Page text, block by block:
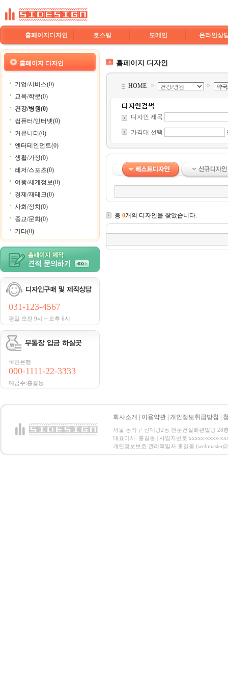
홈페이지디자인 호스팅 도메인 온라인상
홈페이지 디자인
기업/서비스(0)
교육/학문(0)
건강/병원(0)
컴퓨터/인터넷(0)
커뮤니티(0)
엔터테인먼트(0)
생활/가정(0)
레저/스포츠(0)
여행/세계정보(0)
경제/재테크(0)
사회/정치(0)
종교/문화(0)
기타(0)
031-123-4567
평일 오전 9시 ~ 오후 6시
국민은행
000-1111-22-3333
예금주:홍길동
홈페이지 디자인
HOME > >
디자인 제목
가격대 선택
총 0개의 디자인을 찾았습니다.
회사소개 이용약관 개인정보취급방침
서울 동작구 신대방2동 전문건설회관빌딩 28
대표이사: 홍길동 | 사업자번호 xxxxx-xxxx-
개인정보보호 관리책임자:홍길동